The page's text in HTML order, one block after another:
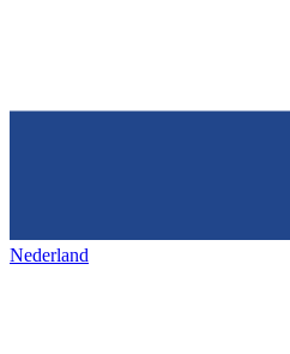
Nederland